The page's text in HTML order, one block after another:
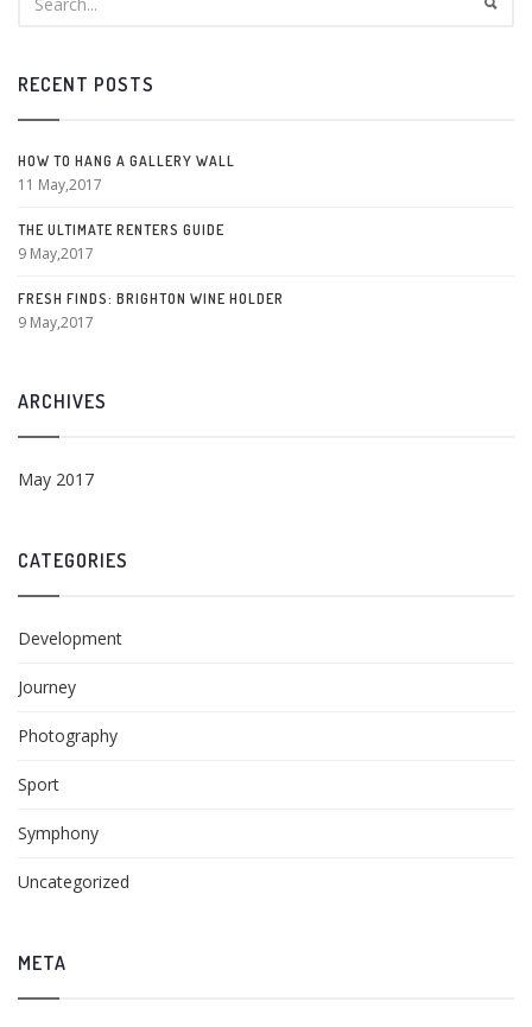
RECENT POSTS
HOW TO HANG A GALLERY WALL
11 May,2017
THE ULTIMATE RENTERS GUIDE
9 May,2017
FRESH FINDS: BRIGHTON WINE HOLDER
9 May,2017
ARCHIVES
May 2017
CATEGORIES
Development
Journey
Photography
Sport
Symphony
Uncategorized
META